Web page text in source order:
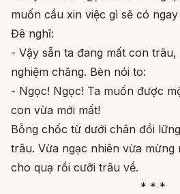
muốn cầu xin việc gì sẽ có
Đê nghĩ:
- Vậy sẵn ta đang mất con
nghiệm chăng. Bèn nói to:
- Ngọc! Ngọc! Ta muốn được
con vừa mới mất!
Bỗng chốc từ dưới chân đồi
trâu. Vừa ngạc nhiên vừa
cho quạ rồi cưỡi trâu về.
* * *